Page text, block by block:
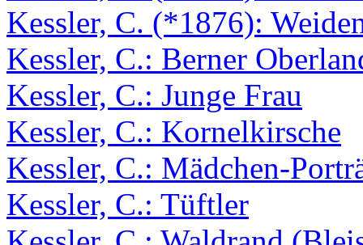
Kessler, C. (*1876):
Kessler, C.: Berner
Kessler, C.: Junge Frau
Kessler, C.: Kornelkirsche
Kessler, C.: Mädchen-
Kessler, C.: Tüftler